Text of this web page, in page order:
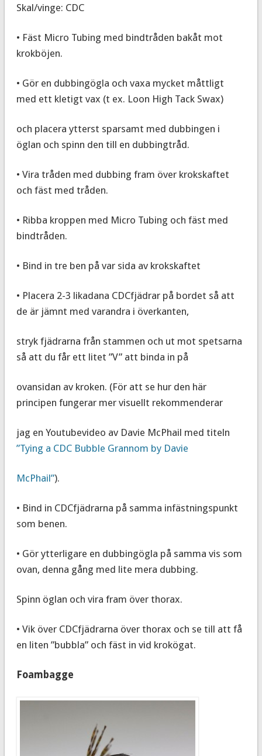
Skal/vinge: CDC
• Fäst Micro Tubing med bindtråden bakåt mot
krokböjen.
• Gör en dubbingögla och vaxa mycket måttligt
med ett kletigt vax (t ex. Loon High Tack Swax)
och placera ytterst sparsamt med dubbingen i
öglan och spinn den till en dubbingtråd.
• Vira tråden med dubbing fram över krokskaftet
och fäst med tråden.
• Ribba kroppen med Micro Tubing och fäst med
bindtråden.
• Bind in tre ben på var sida av krokskaftet
• Placera 2-3 likadana CDCfjädrar på bordet så att
de är jämnt med varandra i överkanten,
stryk fjädrarna från stammen och ut mot spetsarna
så att du får ett litet ”V” att binda in på
ovansidan av kroken. (För att se hur den här
principen fungerar mer visuellt rekommenderar
jag en Youtubevideo av Davie McPhail med titeln
”Tying a CDC Bubble Grannom by Davie
McPhail”).
• Bind in CDCfjädrarna på samma infästningspunkt
som benen.
• Gör ytterligare en dubbingögla på samma vis som
ovan, denna gång med lite mera dubbing.
Spinn öglan och vira fram över thorax.
• Vik över CDCfjädrarna över thorax och se till att få
en liten ”bubbla” och fäst in vid krokögat.
Foambagge